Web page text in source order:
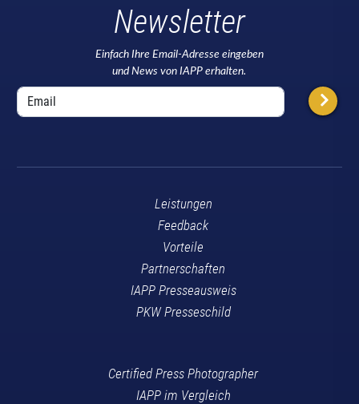
Newsletter
Einfach Ihre Email-Adresse eingeben
und News von IAPP erhalten.
Leistungen
Feedback
Vorteile
Partnerschaften
IAPP Presseausweis
PKW Presseschild
Certified Press Photographer
IAPP im Vergleich